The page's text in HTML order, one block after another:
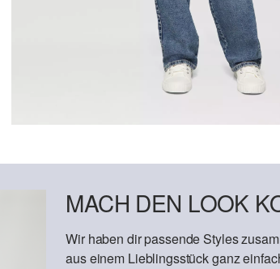
MACH DEN LOOK
Wir haben dir passende Styles
aus einem Lieblingsstück ganz